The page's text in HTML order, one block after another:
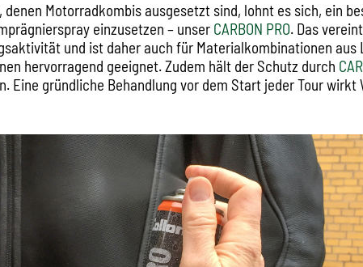
denen Motorradkombis ausgesetzt sind, lohnt es sich, ein
einzusetzen – unser CARBON PRO. Das
und ist daher auch für Materialkombinationen aus
hervorragend geeignet. Zudem hält der Schutz durch
Eine gründliche Behandlung vor dem Start jeder Tour wirkt